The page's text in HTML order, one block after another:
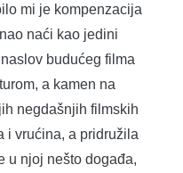
mi je kompenzacija
naći kao jedini
budućeg filma
a kamen na
negdašnjih filmskih
i vrućina, a pridružila
u njoj nešto događa,